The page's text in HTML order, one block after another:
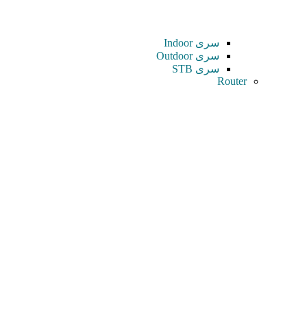
سری Indoor
سری Outdoor
سری STB
Router